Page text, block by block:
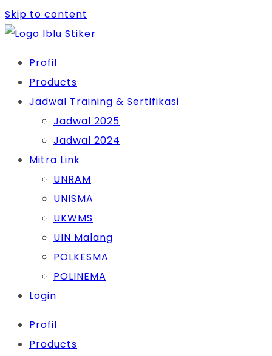
Skip to content
Profil
Products
Jadwal Training & Sertifikasi
Jadwal 2025
Jadwal 2024
Mitra Link
UNRAM
UNISMA
UKWMS
UIN Malang
POLKESMA
POLINEMA
Login
Profil
Products